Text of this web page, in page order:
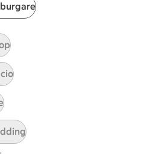
tillaga
har Medel svårighetsgrad